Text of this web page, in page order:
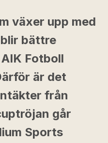
växer upp med
bättre
Fotboll
är det
från
går
Sports